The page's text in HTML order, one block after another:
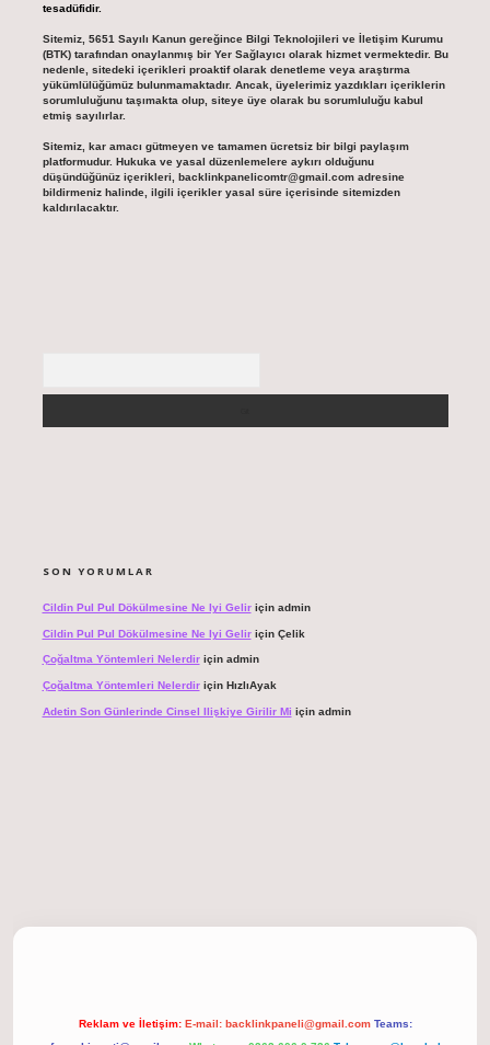
tesadüfidir.
Sitemiz, 5651 Sayılı Kanun gereğince Bilgi Teknolojileri ve İletişim Kurumu
(BTK) tarafından onaylanmış bir Yer Sağlayıcı olarak hizmet vermektedir. Bu
nedenle, sitedeki içerikleri proaktif olarak denetleme veya araştırma
yükümlülüğümüz bulunmamaktadır. Ancak, üyelerimiz yazdıkları içeriklerin
sorumluluğunu taşımakta olup, siteye üye olarak bu sorumluluğu kabul
etmiş sayılırlar.
Sitemiz, kar amacı gütmeyen ve tamamen ücretsiz bir bilgi paylaşım
platformudur. Hukuka ve yasal düzenlemelere aykırı olduğunu
düşündüğünüz içerikleri, backlinkpanelicomtr@gmail.comadresine
bildirmeniz halinde, ilgili içerikler yasal süre içerisinde sitemizden
kaldırılacaktır.
SON YORUMLAR
Cildin Pul Pul Dökülmesine Ne Iyi Geliriçin admin
Cildin Pul Pul Dökülmesine Ne Iyi Geliriçin Çelik
Çoğaltma Yöntemleri Nelerdiriçin admin
Çoğaltma Yöntemleri Nelerdiriçin HızlıAyak
Adetin Son Günlerinde Cinsel Ilişkiye Girilir Mi için admin
Reklam ve İletişim: E-mail: backlinkpaneli@gmail.com Teams: